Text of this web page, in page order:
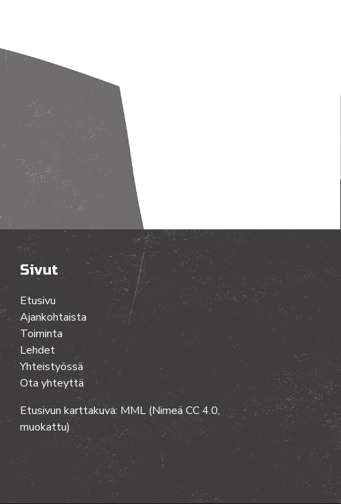
Sivut
Etusivu
Ajankohtaista
Toiminta
Lehdet
Yhteistyössä
Ota yhteyttä
Etusivun karttakuva: MML (Nimeä CC 4.0,
muokattu)